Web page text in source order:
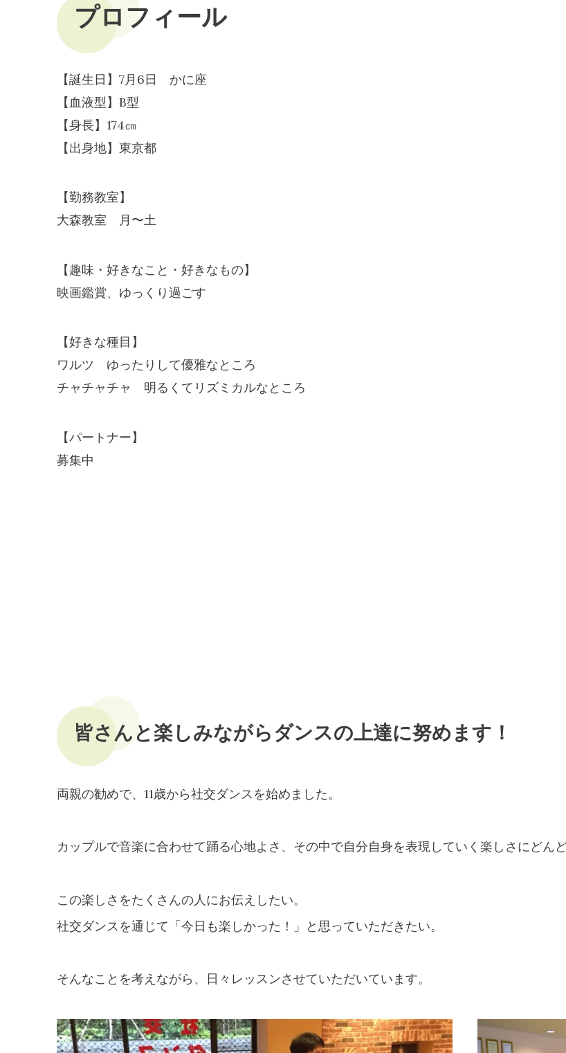
プロフィール
【誕生日】7月6日 かに座
【血液型】B型
【身長】174㎝
【出身地】東京都
【勤務教室】
大森教室 月〜土
【趣味・好きなこと・好きなもの】
映画鑑賞、ゆっくり過ごす
【好きな種目】
ワルツ ゆったりして優雅なところ
チャチャチャ 明るくてリズミカルなところ
【パートナー】
募集中
皆さんと楽しみながらダンスの上達に努めます！
両親の勧めで、11歳から社交ダンスを始めました。
カップルで音楽に合わせて踊る心地よさ、その中で自分自身を表現していく楽しさにどん
この楽しさをたくさんの人にお伝えしたい。
社交ダンスを通じて「今日も楽しかった！」と思っていただきたい。
そんなことを考えながら、日々レッスンさせていただいています。